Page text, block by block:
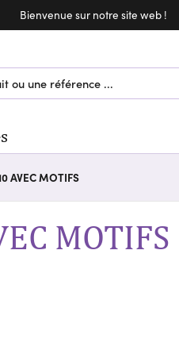
Bienvenue sur notre site web !
Bienvenue sur notre site web !
AVEC MOTIFS
MOTIFS